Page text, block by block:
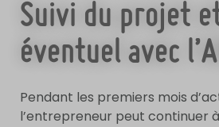
Suivi du projet
éventuel avec
Pendant les premiers mois
l’entrepreneur peut continuer